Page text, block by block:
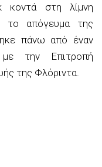
κοντά στη λίμνη
το απόγευμα της
πάνω από έναν
την Επιτροπή
της Φλόριντα.